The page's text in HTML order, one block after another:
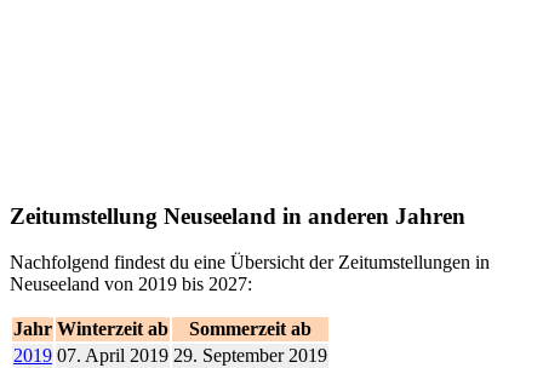
Zeitumstellung Neuseeland in anderen Jahren
Nachfolgend findest du eine Übersicht der Zeitumstellungen in
Neuseeland von 2019 bis 2027:
Jahr Winterzeit ab
Sommerzeit ab
2019 07. April 2019 29. September 2019